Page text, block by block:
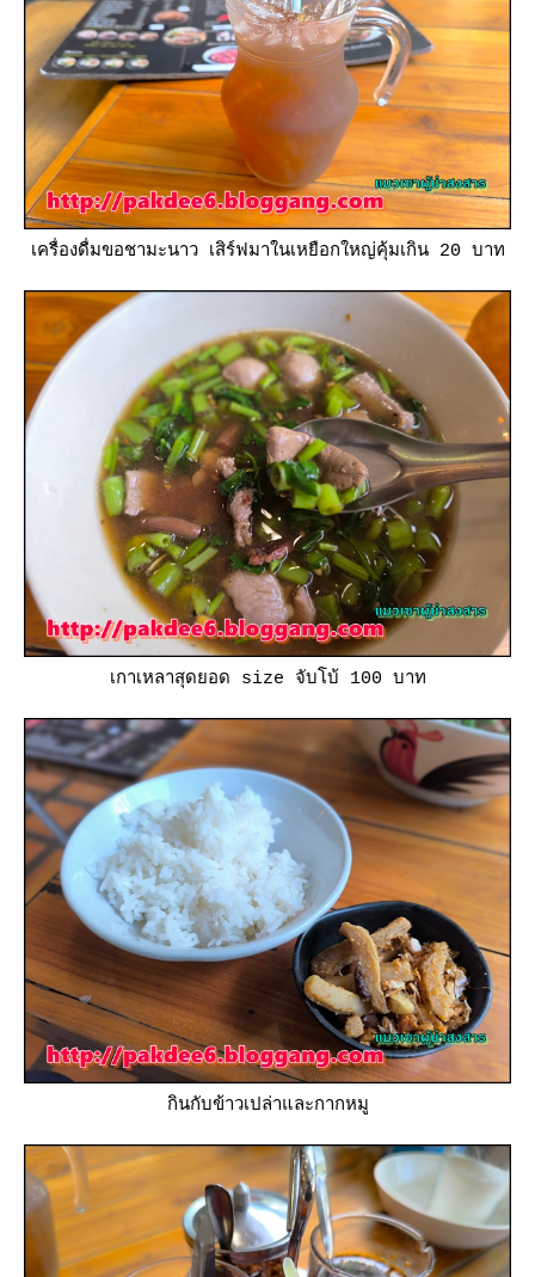
เครื่องดื่มขอชามะนาว เสิร์ฟมาในเหยือกใหญ่คุ้มเกิน 20 บาท
เกาเหลาสุดยอด size จับโบ้ 100 บาท
กินกับข้าวเปล่าและกากหมู